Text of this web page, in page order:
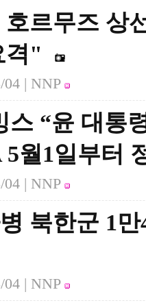
르무즈 상
격"
04 | NNP
스 “윤 대통
월1일부터
04 | NNP
북한군 1
04 | NNP